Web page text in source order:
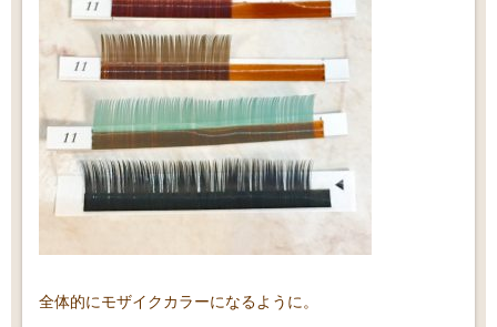
全体的にモザイクカラーになるように。